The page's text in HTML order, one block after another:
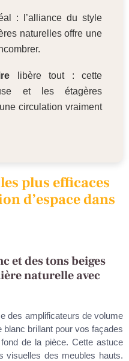
: l’alliance du style
naturelles offre une
libère tout : cette
et les étagères
circulation vraiment
plus efficaces
d’espace dans
et des tons beiges
naturelle avec
des amplificateurs de volume
blanc brillant pour vos façades
de la pièce. Cette astuce
visuelles des meubles hauts.